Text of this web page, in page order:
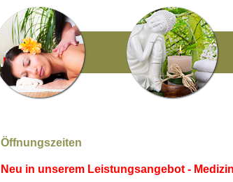
Öffnungszeiten
Neu in unserem Leistungsangebot -